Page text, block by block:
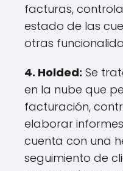
facturas,
estado de las
otras
4. Holded: Se
en la nube que
facturación,
elaborar
cuenta con una
seguimiento de